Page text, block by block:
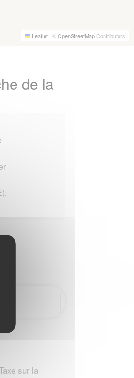
Leaflet | ©OpenStreetMapContributors
de la
sur la